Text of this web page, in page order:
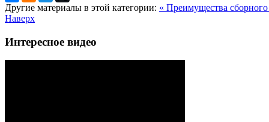
Другие материалы в этой категории: « Преимущества сборного
Наверх
Интересное видео